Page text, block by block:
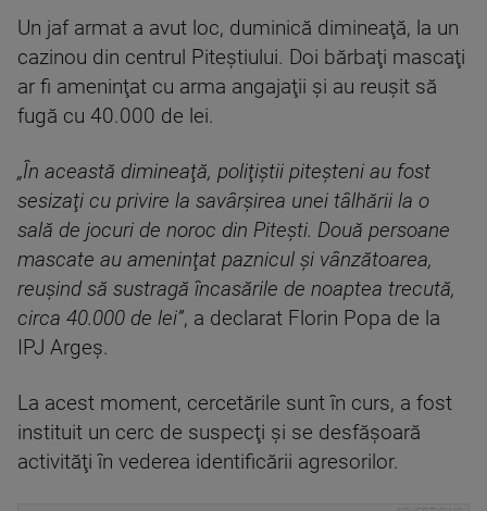
Un jaf armat a avut loc, duminică dimineaţă, la un
cazinou din centrul Piteştiului. Doi bărbaţi mascaţi
ar fi ameninţat cu arma angajaţii şi au reuşit să
fugă cu 40.000 de lei.
„În această dimineaţă, poliţiştii piteşteni au fost
sesizaţi cu privire la savârşirea unei tâlhării la o
sală de jocuri de noroc din Piteşti. Două persoane
mascate au ameninţat paznicul şi vânzătoarea,
reuşind să sustragă încasările de noaptea trecută,
circa 40.000 de lei”, a declarat Florin Popa de la
IPJ Argeş.
La acest moment, cercetările sunt în curs, a fost
instituit un cerc de suspecţi şi se desfăşoară
activităţi în vederea identificării agresorilor.